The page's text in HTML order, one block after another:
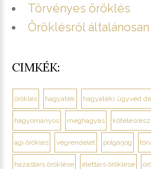
Törvényes öröklés
Öröklésről általánosan
CIMKÉK:
öröklés hagyaték hagyatéki ügyvéd
hagyományos meghagyás kötelesrész
ági öröklés végrendelet polgárjog
házastárs öröklése élettárs öröklése